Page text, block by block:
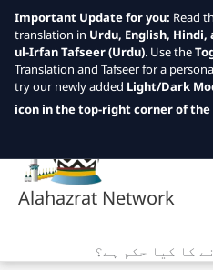
Skip
Alahazrat Network
کا کیا حکم ہے؟
Important Update for you: Read
translation in Urdu, English, Hindi,
ul-Irfan Tafseer (Urdu). Use the
Translation and Tafseer for a
try our newly added Light/Dark
icon in the top-right corner of the